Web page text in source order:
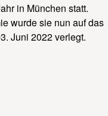
in München statt.
wurde sie nun auf das
Juni 2022 verlegt.